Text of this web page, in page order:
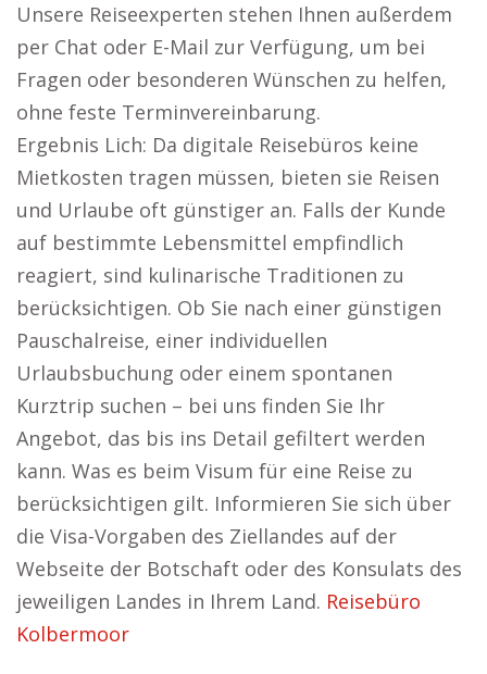
Unsere Reiseexperten stehen Ihnen außerdem
per Chat oder E-Mail zur Verfügung, um bei
Fragen oder besonderen Wünschen zu helfen,
ohne feste Terminvereinbarung.
Ergebnis Lich: Da digitale Reisebüros keine
Mietkosten tragen müssen, bieten sie Reisen
und Urlaube oft günstiger an. Falls der Kunde
auf bestimmte Lebensmittel empfindlich
reagiert, sind kulinarische Traditionen zu
berücksichtigen. Ob Sie nach einer günstigen
Pauschalreise, einer individuellen
Urlaubsbuchung oder einem spontanen
Kurztrip suchen – bei uns finden Sie Ihr
Angebot, das bis ins Detail gefiltert werden
kann. Was es beim Visum für eine Reise zu
berücksichtigen gilt. Informieren Sie sich über
die Visa-Vorgaben des Ziellandes auf der
Webseite der Botschaft oder des Konsulats des
jeweiligen Landes in Ihrem Land. Reisebüro
Kolbermoor